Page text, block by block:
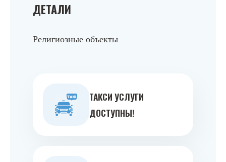
ДЕТАЛИ
Религиозные объекты
ТАКСИ УСЛУГИ
ДОСТУПНЫ!